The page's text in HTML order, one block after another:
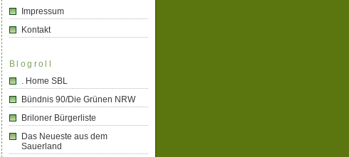
Impressum
Kontakt
Blogroll
. Home SBL
Bündnis 90/Die Grünen NRW
Briloner Bürgerliste
Das Neueste aus dem
Sauerland